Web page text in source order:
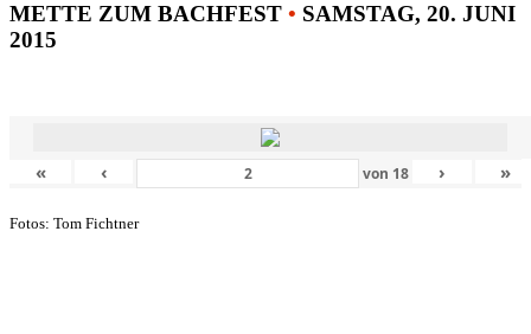
METTE ZUM BACHFEST • SAMSTAG, 20. JUNI
2015
« ‹ von 18 › »
Fotos: Tom Fichtner